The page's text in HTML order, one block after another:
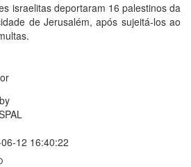
israelitas deportaram 16 palestinos da
de Jerusalém, após sujeitá-los ao
12 16:40:22